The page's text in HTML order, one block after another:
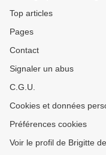
Top articles
Pages
Contact
Signaler un abus
C.G.U.
Cookies et données
Préférences cookies
Voir le profil de Brigitte